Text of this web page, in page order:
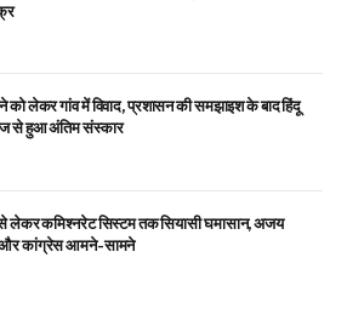
को लेकर गांव में विवाद, प्रशासन की समझाइश के बाद हिंदू
से हुआ अंतिम संस्कार
से लेकर कमिश्नरेट सिस्टम तक सियासी घमासान, अजय
कांग्रेस आमने-सामने